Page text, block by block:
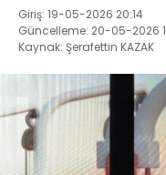
Giriş: 19-05-2026 20:14
Güncelleme: 20-05-2026
Kaynak: Şerafettin KAZAK